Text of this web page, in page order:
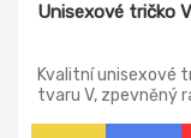
Unisexové tričko
Kvalitní unisexové
tvaru V, zpevněný